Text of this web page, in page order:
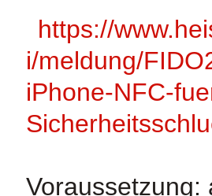
https://
i/meldung/
iPhone-NFC-
Voraussetzung: